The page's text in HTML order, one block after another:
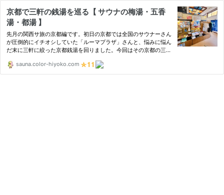
京都で三軒の銭湯を巡る【 サウナの梅湯・五香
湯・都湯 】
先月の関西サ旅の京都編です。初日の京都では全国のサウナーさん
が圧倒的にイチオシしていた「ルーマプラザ」さんと、悩みに悩ん
だ末に三軒に絞った京都銭湯を回りました。今回はその京都の三銭
に...sauna.color-hiyoko.com